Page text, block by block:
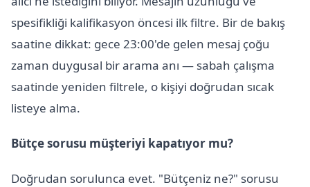
spesifikliği kalifikasyon öncesi ilk filtre. Bir de bakış
saatine dikkat: gece 23:00'de gelen mesaj çoğu
zaman duygusal bir arama anı — sabah çalışma
saatinde yeniden filtrele, o kişiyi doğrudan sıcak
listeye alma.
Bütçe sorusu müşteriyi kapatıyor mu?
Doğrudan sorulunca evet. "Bütçeniz ne?" sorusu